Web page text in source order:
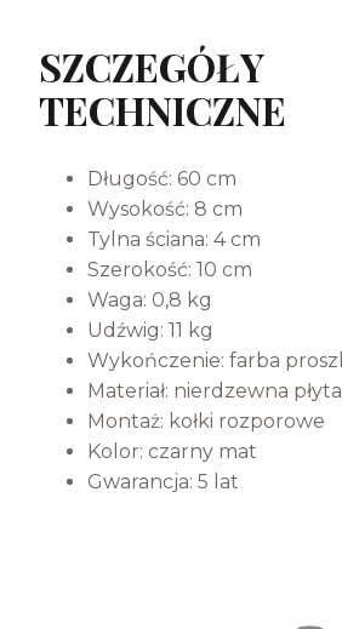
SZCZEGÓŁY
TECHNICZNE
Długość: 60 cm
Wysokość: 8 cm
Tylna ściana: 4 cm
Szerokość: 10 cm
Waga: 0,8 kg
Udźwig: 11 kg
Wykończenie: farba
Materiał: nierdzewna
Montaż: kołki rozporowe
Kolor: czarny mat
Gwarancja: 5 lat